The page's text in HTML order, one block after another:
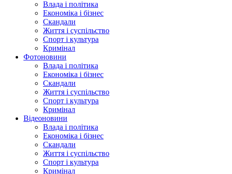
Влада і політика
Економіка і бізнес
Скандали
Життя і суспільство
Спорт і культура
Кримінал
Фотоновини
Влада і політика
Економіка і бізнес
Скандали
Життя і суспільство
Спорт і культура
Кримінал
Відеоновини
Влада і політика
Економіка і бізнес
Скандали
Життя і суспільство
Спорт і культура
Кримінал